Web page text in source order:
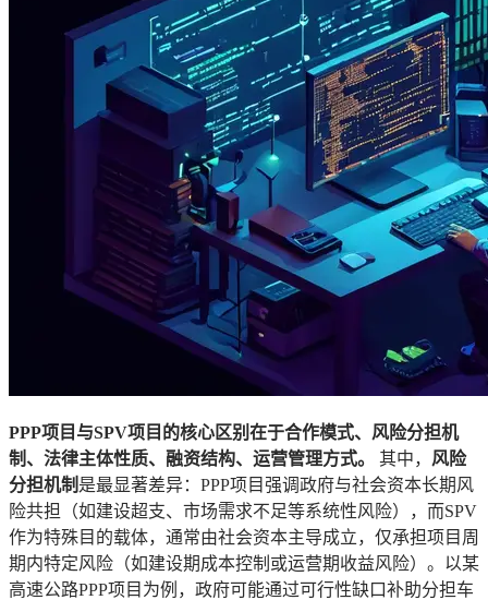
PPP项目与SPV项目的核心区别在于合作模式、风险分担机
制、法律主体性质、融资结构、运营管理方式。
其中， 风险
分担机制 是最显著差异：PPP项目强调政府与社会资本长期风
险共担（如建设超支、市场需求不足等系统性风险），而SPV
作为特殊目的载体，通常由社会资本主导成立，仅承担项目周
期内特定风险（如建设期成本控制或运营期收益风险）。以某
高速公路PPP项目为例，政府可能通过可行性缺口补助分担车